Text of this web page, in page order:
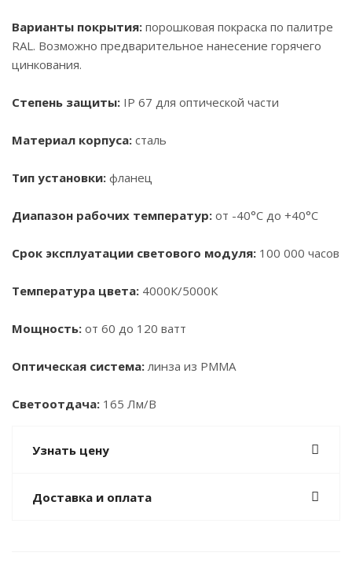
Варианты покрытия: порошковая покраска по палитре
RAL. Возможно предварительное нанесение горячего
цинкования.
Степень защиты: IP 67 для оптической части
Материал корпуса: сталь
Тип установки: фланец
Диапазон рабочих температур: от -40°С до +40°С
Срок эксплуатации светового модуля: 100 000 часов
Температура цвета: 4000К/5000К
Мощность: от 60 до 120 ватт
Оптическая система:линза из PMMA
Светоотдача: 165 Лм/В
Узнать цену
Доставка и оплата